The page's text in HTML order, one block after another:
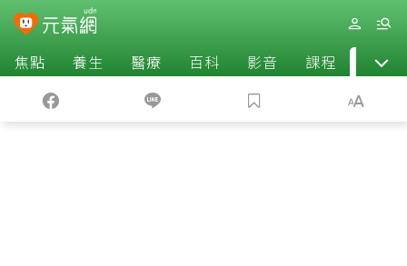
焦點 養生 醫療 百科 影音 課程 退休